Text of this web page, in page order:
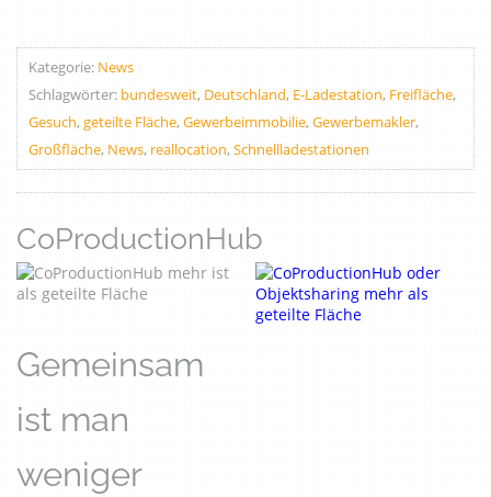
Kategorie: News
Schlagwörter: bundesweit, Deutschland, E-Ladestation, Freifläche,
Gesuch, geteilte Fläche, Gewerbeimmobilie, Gewerbemakler,
Großfläche, News, reallocation, Schnellladestationen
CoProductionHub
Gemeinsam
ist man
weniger